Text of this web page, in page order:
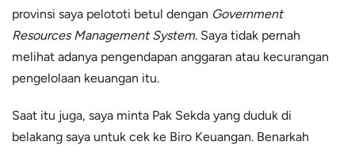
provinsi saya pelototi betul dengan Government
Resources Management System. Saya tidak pernah
melihat adanya pengendapan anggaran atau kecurangan
pengelolaan keuangan itu.
Saat itu juga, saya minta Pak Sekda yang duduk di
belakang saya untuk cek ke Biro Keuangan. Benarkah